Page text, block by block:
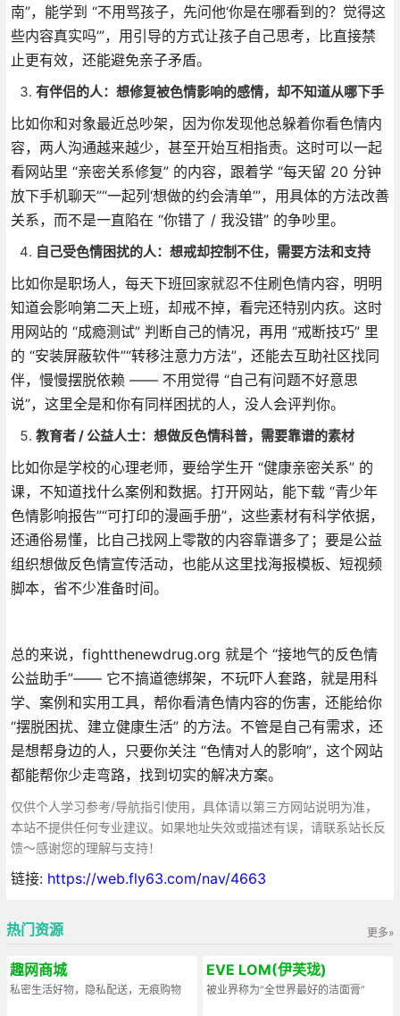
南”，能学到 “不用骂孩子，先问他‘你是在哪看到的？觉得这
些内容真实吗’”，用引导的方式让孩子自己思考，比直接禁
止更有效，还能避免亲子矛盾。
有伴侣的人：想修复被色情影响的感情，却不知道从哪下手
比如你和对象最近总吵架，因为你发现他总躲着你看色情内
容，两人沟通越来越少，甚至开始互相指责。这时可以一起
看网站里 “亲密关系修复” 的内容，跟着学 “每天留 20 分钟
放下手机聊天”“一起列‘想做的约会清单’”，用具体的方法改善
关系，而不是一直陷在 “你错了 / 我没错” 的争吵里。
自己受色情困扰的人：想戒却控制不住，需要方法和支持
比如你是职场人，每天下班回家就忍不住刷色情内容，明明
知道会影响第二天上班，却戒不掉，看完还特别内疚。这时
用网站的 “成瘾测试” 判断自己的情况，再用 “戒断技巧” 里
的 “安装屏蔽软件”“转移注意力方法”，还能去互助社区找同
伴，慢慢摆脱依赖 —— 不用觉得 “自己有问题不好意思
说”，这里全是和你有同样困扰的人，没人会评判你。
教育者 / 公益人士：想做反色情科普，需要靠谱的素材
比如你是学校的心理老师，要给学生开 “健康亲密关系” 的
课，不知道找什么案例和数据。打开网站，能下载 “青少年
色情影响报告”“可打印的漫画手册”，这些素材有科学依据，
还通俗易懂，比自己找网上零散的内容靠谱多了；要是公益
组织想做反色情宣传活动，也能从这里找海报模板、短视频
脚本，省不少准备时间。
总的来说，fightthenewdrug.org 就是个 “接地气的反色情
公益助手”—— 它不搞道德绑架，不玩吓人套路，就是用科
学、案例和实用工具，帮你看清色情内容的伤害，还能给你
“摆脱困扰、建立健康生活” 的方法。不管是自己有需求，还
是想帮身边的人，只要你关注 “色情对人的影响”，这个网站
都能帮你少走弯路，找到切实的解决方案。
仅供个人学习参考/导航指引使用，具体请以第三方网站说明为准，
本站不提供任何专业建议。如果地址失效或描述有误，请联系站长反
馈～感谢您的理解与支持！
链接: https://web.fly63.com/nav/4663
更多»
热门资源
趣网商城
私密生活好物，隐私配送，无痕购物
EVE LOM(伊芙珑)
被业界称为“全世界最好的洁面膏”